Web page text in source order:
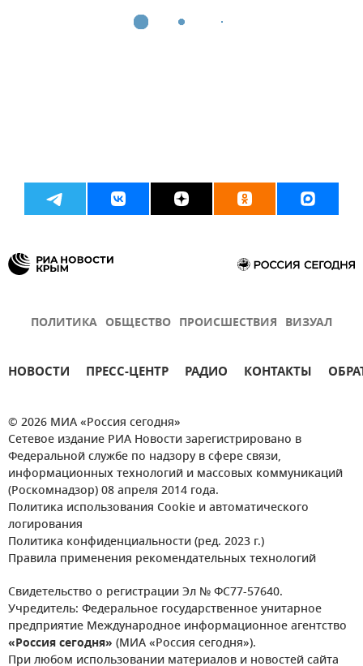
ПОЛИТИКА ОБЩЕСТВО ПРОИСШЕСТВИЯ ВИЗУАЛ
НОВОСТИ ПРЕСС-ЦЕНТР РАДИО КОНТАКТЫ
© 2026 МИА «Россия сегодня»
Сетевое издание РИА Новости зарегистрировано в
Федеральной службе по надзору в сфере связи,
информационных технологий и массовых коммуникаций
(Роскомнадзор) 08 апреля 2014 года.
Политика использования Cookie и автоматического
логирования
Политика конфиденциальности (ред. 2023 г.)
Правила применения рекомендательных технологий
Свидетельство о регистрации Эл № ФС77-57640.
Учредитель: Федеральное государственное унитарное
предприятие Международное информационное агентство
«Россия сегодня» (МИА «Россия сегодня»).
При любом использовании материалов и новостей сайта